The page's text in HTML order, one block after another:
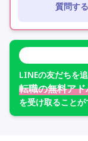
定年60歳以上
質問する
LINEの友だちを
転職の無料ア
を受け取ることが